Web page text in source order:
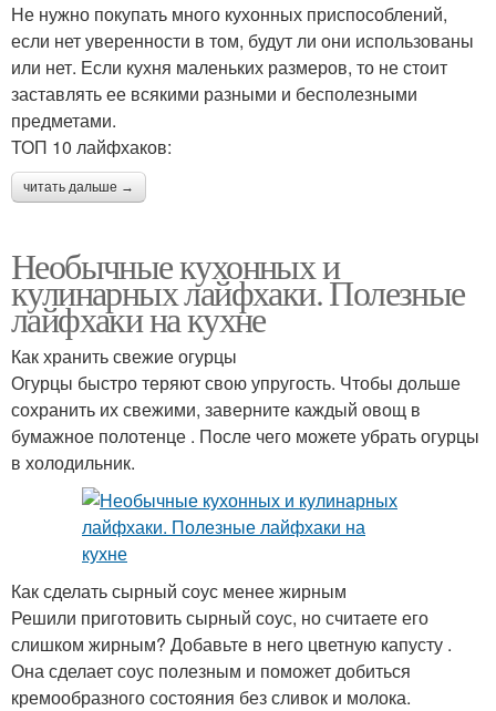
Не нужно покупать много кухонных приспособлений,
если нет уверенности в том, будут ли они использованы
или нет. Если кухня маленьких размеров, то не стоит
заставлять ее всякими разными и бесполезными
предметами.
ТОП 10 лайфхаков:
читать дальше →
Необычные кухонных и
кулинарных лайфхаки. Полезные
лайфхаки на кухне
Как хранить свежие огурцы
Огурцы быстро теряют свою упругость. Чтобы дольше
сохранить их свежими, заверните каждый овощ в
бумажное полотенце . После чего можете убрать огурцы
в холодильник.
Как сделать сырный соус менее жирным
Решили приготовить сырный соус, но считаете его
слишком жирным? Добавьте в него цветную капусту .
Она сделает соус полезным и поможет добиться
кремообразного состояния без сливок и молока.